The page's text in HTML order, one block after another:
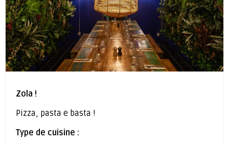
Zola !
Pizza, pasta e basta !
Type de cuisine :